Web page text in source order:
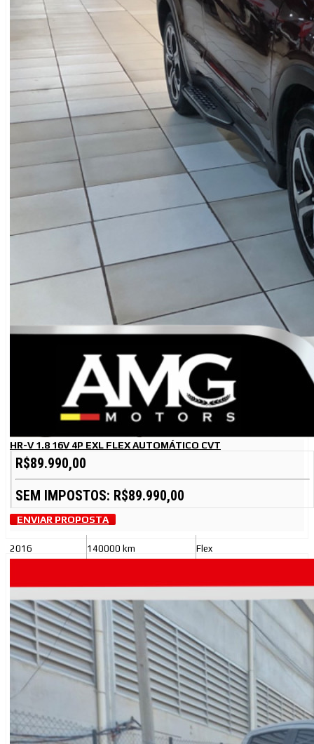
HR-V 1.8 16V 4P EXL FLEX AUTOMÁTICO CVT
R$89.990,00
SEM IMPOSTOS: R$89.990,00
ENVIAR PROPOSTA
2016 140000 km Flex